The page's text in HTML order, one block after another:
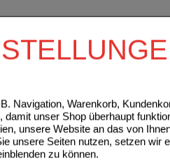
Navigation, Warenkorb,
unser Shop überhaupt
unsere Website an das von
unsere Seiten nutzen, setzen wir
zu können.